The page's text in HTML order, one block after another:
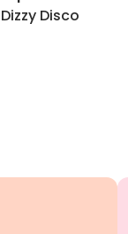
Dizzy Disco